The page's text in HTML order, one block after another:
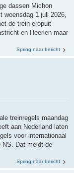
dassen Michon
woensdag 1 juli 2026,
de trein eropuit
en Heerlen maar
Spring naar bericht
treinregels maandag
aan Nederland laten
voor internationaal
NS. Dat meldt de
Spring naar bericht